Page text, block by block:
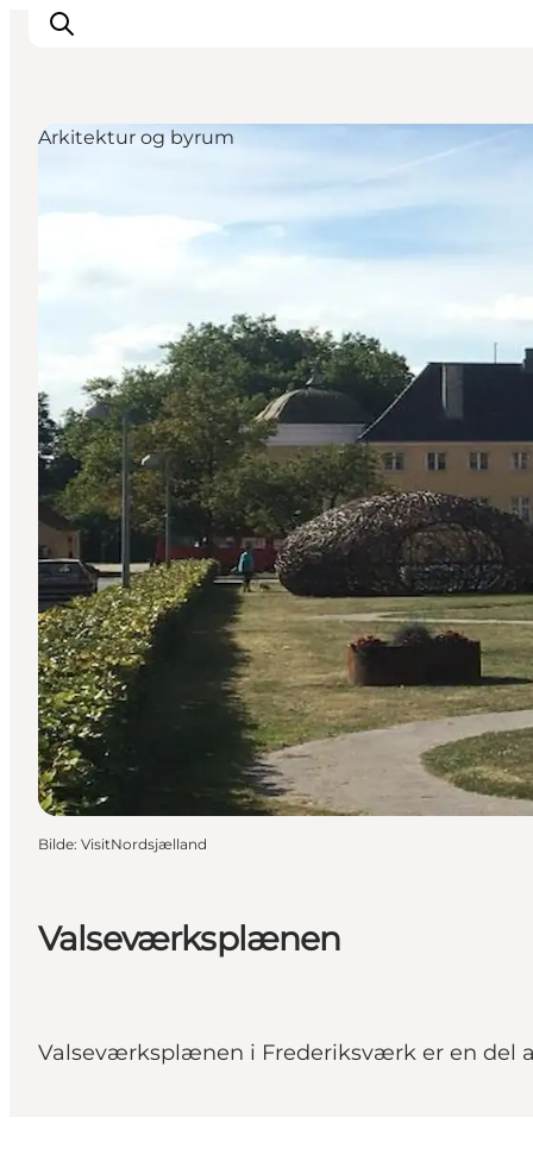
Aktiviteter
Planlegg reisen
Valseværksplænen
Valseværksplænen i Frederiksværk er en del
Arkitektur og byrum
Bilde: VisitNordsjælland